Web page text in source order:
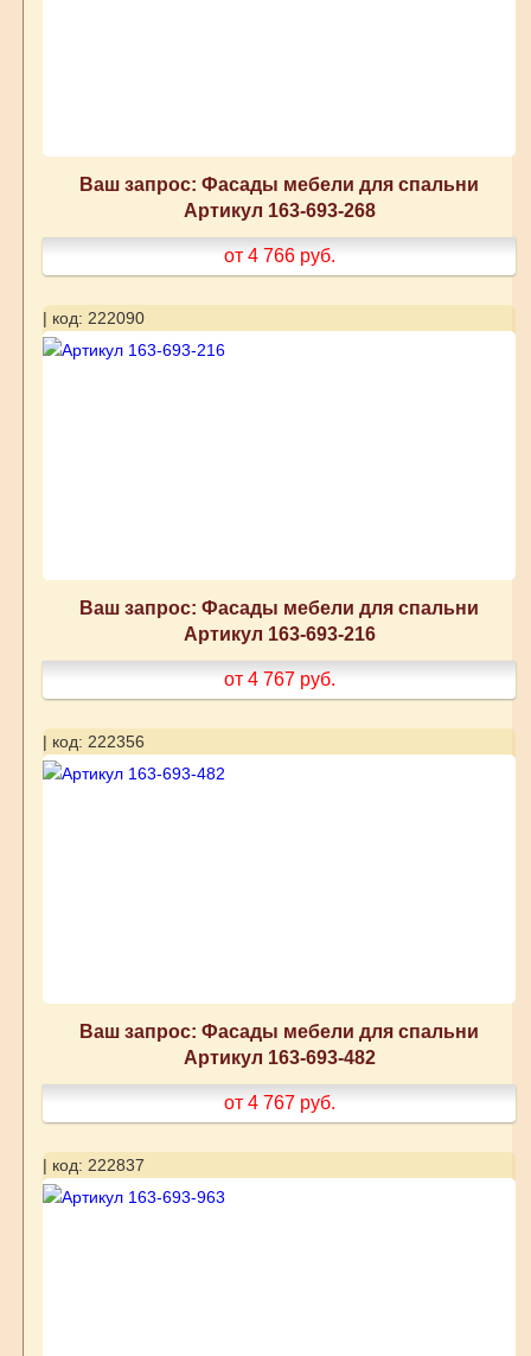
Ваш запрос: Фасады мебели для спальни
Артикул 163-693-268
от 4 766 руб.
| код: 222090
Ваш запрос: Фасады мебели для спальни
Артикул 163-693-216
от 4 767 руб.
| код: 222356
Ваш запрос: Фасады мебели для спальни
Артикул 163-693-482
от 4 767 руб.
| код: 222837